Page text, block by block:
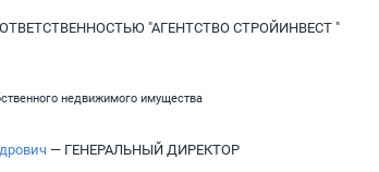
"АГЕНТСТВО СТРОЙИНВЕСТ "
недвижимого имущества
— ГЕНЕРАЛЬНЫЙ ДИРЕКТОР